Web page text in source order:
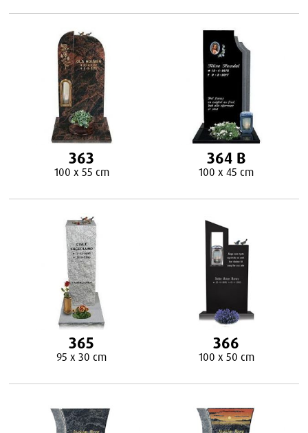
363
100 x 55 cm
364 B
100 x 45 cm
365
95 x 30 cm
366
100 x 50 cm